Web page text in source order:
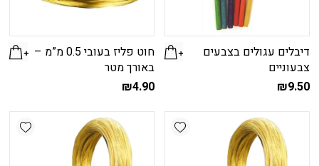
המוצר
האפשרויות
דיבלים עגולים בצבעים
צבעוניים
₪9.50
חוט פליז בעובי 0.5 מ”מ –
באורך מטר
₪4.90
Add wishlist